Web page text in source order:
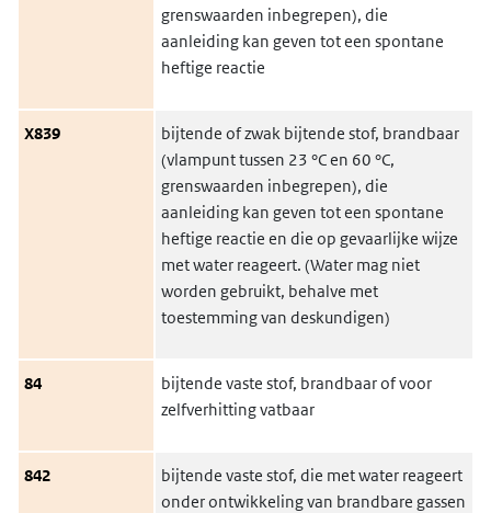
grenswaarden inbegrepen), die
aanleiding kan geven tot een spontane
heftige reactie
X839
bijtende of zwak bijtende stof, brandbaar
(vlampunt tussen 23 °C en 60 °C,
grenswaarden inbegrepen), die
aanleiding kan geven tot een spontane
heftige reactie en die op gevaarlijke wijze
met water reageert. (Water mag niet
worden gebruikt, behalve met
toestemming van deskundigen)
84
bijtende vaste stof, brandbaar of voor
zelfverhitting vatbaar
842
bijtende vaste stof, die met water reageert
onder ontwikkeling van brandbare gassen